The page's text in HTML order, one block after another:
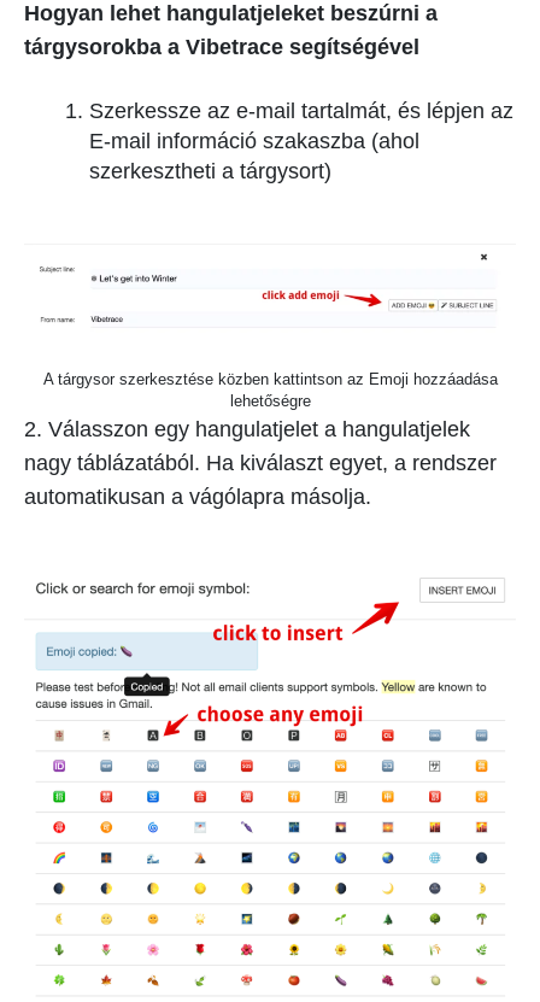
Hogyan lehet hangulatjeleket beszúrni a
tárgysorokba a Vibetrace segítségével
Szerkessze az e-mail tartalmát, és lépjen az
E-mail információ szakaszba (ahol
szerkesztheti a tárgysort)
A tárgysor szerkesztése közben kattintson az Emoji hozzáadása
lehetőségre
2. Válasszon egy hangulatjelet a hangulatjelek
nagy táblázatából. Ha kiválaszt egyet, a rendszer
automatikusan a vágólapra másolja.